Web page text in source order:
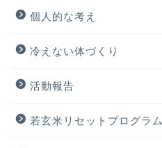
個人的な考え
冷えない体づくり
活動報告
若玄米リセットプログラム